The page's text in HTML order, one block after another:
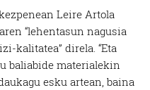
Leire Artola
“lehentasun nagusia
kalitatea” direla. “Eta
baliabide materialekin
esku artean, baina